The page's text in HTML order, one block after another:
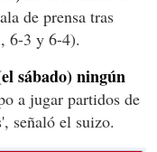
de prensa tras
6-3 y 6-4).
sábado) ningún
a jugar partidos de
señaló el suizo.